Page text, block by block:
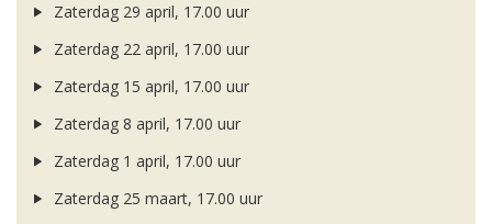
Zaterdag 29 april, 17.00 uur
Zaterdag 22 april, 17.00 uur
Zaterdag 15 april, 17.00 uur
Zaterdag 8 april, 17.00 uur
Zaterdag 1 april, 17.00 uur
Zaterdag 25 maart, 17.00 uur